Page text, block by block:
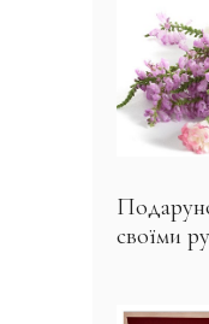
своїми